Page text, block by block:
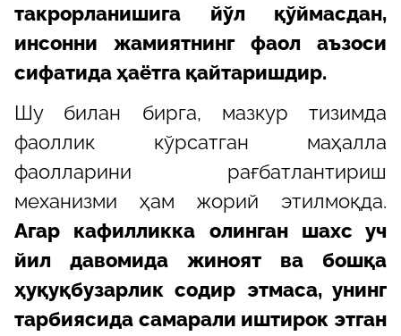
такрорланишига йўл қўймасдан,
инсонни жамиятнинг фаол аъзоси
сифатида ҳаётга қайтаришдир.
Шу билан бирга, мазкур тизимда
фаоллик кўрсатган маҳалла
фаолларини рағбатлантириш
механизми ҳам жорий этилмоқда.
Агар кафилликка олинган шахс уч
йил давомида жиноят ва бошқа
ҳуқуқбузарлик содир этмаса, унинг
тарбиясида самарали иштирок этган